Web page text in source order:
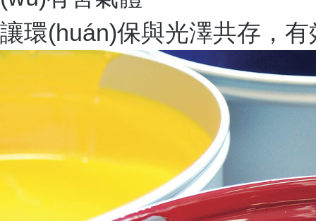
讓環(huán)保與光澤共存，